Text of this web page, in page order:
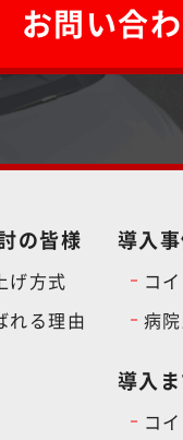
お問い合
の皆様
げ方式
れる理由
導入
コ
病
導入
コ